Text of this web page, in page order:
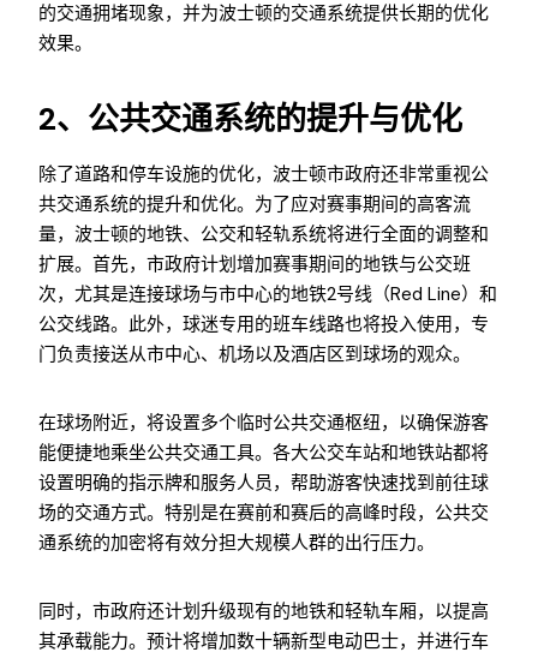
的交通拥堵现象，并为波士顿的交通系统提供长期的优化
效果。
2、公共交通系统的提升与优化
除了道路和停车设施的优化，波士顿市政府还非常重视公
共交通系统的提升和优化。为了应对赛事期间的高客流
量，波士顿的地铁、公交和轻轨系统将进行全面的调整和
扩展。首先，市政府计划增加赛事期间的地铁与公交班
次，尤其是连接球场与市中心的地铁2号线（Red Line）和
公交线路。此外，球迷专用的班车线路也将投入使用，专
门负责接送从市中心、机场以及酒店区到球场的观众。
在球场附近，将设置多个临时公共交通枢纽，以确保游客
能便捷地乘坐公共交通工具。各大公交车站和地铁站都将
设置明确的指示牌和服务人员，帮助游客快速找到前往球
场的交通方式。特别是在赛前和赛后的高峰时段，公共交
通系统的加密将有效分担大规模人群的出行压力。
同时，市政府还计划升级现有的地铁和轻轨车厢，以提高
其承载能力。预计将增加数十辆新型电动巴士，并进行车